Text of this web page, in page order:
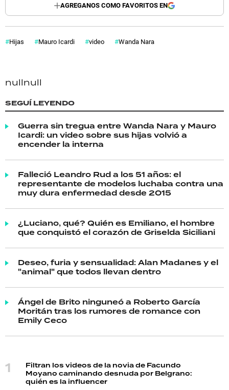
AGREGANOS COMO FAVORITOS EN
Hijas Mauro Icardi video Wanda Nara
nullnull
SEGUÍ LEYENDO
Guerra sin tregua entre Wanda Nara y Mauro
Icardi: un video sobre sus hijas volvió a
encender la interna
Falleció Leandro Rud a los 51 años: el
representante de modelos luchaba contra una
muy dura enfermedad desde 2015
¿Luciano, qué? Quién es Emiliano, el hombre
que conquistó el corazón de Griselda Siciliani
Deseo, furia y sensualidad: Alan Madanes y el
"animal" que todos llevan dentro
Ángel de Brito ninguneó a Roberto García
Moritán tras los rumores de romance con
Emily Ceco
Filtran los videos de la novia de Facundo
Moyano caminando desnuda por Belgrano:
quién es la influencer